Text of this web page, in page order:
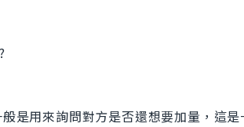
用來詢問對方是否還想要加量，這是